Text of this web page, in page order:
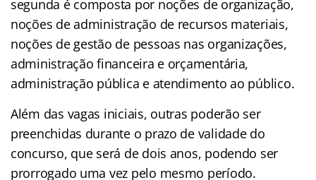
segunda é composta por noções de organização,
noções de administração de recursos materiais,
noções de gestão de pessoas nas organizações,
administração financeira e orçamentária,
administração pública e atendimento ao público.
Além das vagas iniciais, outras poderão ser
preenchidas durante o prazo de validade do
concurso, que será de dois anos, podendo ser
prorrogado uma vez pelo mesmo período.